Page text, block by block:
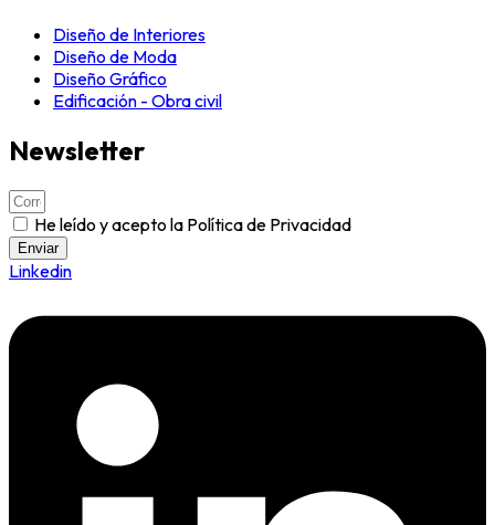
Diseño de Interiores
Diseño de Moda
Diseño Gráfico
Edificación - Obra civil
Newsletter
He leído y acepto la Política de Privacidad
Enviar
Linkedin